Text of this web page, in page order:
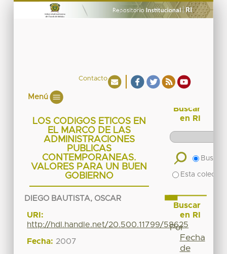
Contacto
Menú
LOS CODIGOS ETICOS EN
EL MARCO DE LAS
ADMINISTRACIONES
PUBLICAS
CONTEMPORANEAS.
VALORES PARA UN BUEN
GOBIERNO
DIEGO BAUTISTA, OSCAR
URI:
http://hdl.handle.net/20.500.11799/58625
Fecha: 2007
Buscar
en RI
Buscar
Esta
Buscar
en RI
Por
Fecha
de